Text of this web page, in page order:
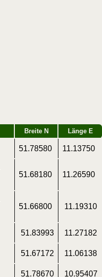
Brei­te N Län­ge E
51.78580 11.13750
51.68180 11.26590
51.66800 11.19310
51.83993 11.27182
51.67172 11.06138
51.78670 10.95407